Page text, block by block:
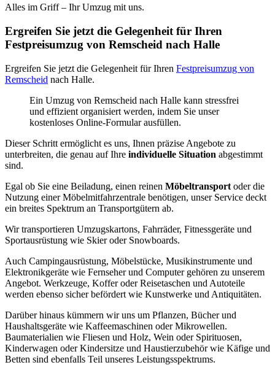
Alles im Griff – Ihr Umzug mit uns.
Ergreifen Sie jetzt die Gelegenheit für Ihren
Festpreisumzug von Remscheid nach Halle
Ergreifen Sie jetzt die Gelegenheit für Ihren Festpreisumzug von
Remscheid nach Halle.
Ein Umzug von Remscheid nach Halle kann stressfrei
und effizient organisiert werden, indem Sie unser
kostenloses Online-Formular ausfüllen.
Dieser Schritt ermöglicht es uns, Ihnen präzise Angebote zu
unterbreiten, die genau auf Ihre individuelle Situation abgestimmt
sind.
Egal ob Sie eine Beiladung, einen reinen Möbeltransport oder die
Nutzung einer Möbelmitfahrzentrale benötigen, unser Service deckt
ein breites Spektrum an Transportgütern ab.
Wir transportieren Umzugskartons, Fahrräder, Fitnessgeräte und
Sportausrüstung wie Skier oder Snowboards.
Auch Campingausrüstung, Möbelstücke, Musikinstrumente und
Elektronikgeräte wie Fernseher und Computer gehören zu unserem
Angebot. Werkzeuge, Koffer oder Reisetaschen und Autoteile
werden ebenso sicher befördert wie Kunstwerke und Antiquitäten.
Darüber hinaus kümmern wir uns um Pflanzen, Bücher und
Haushaltsgeräte wie Kaffeemaschinen oder Mikrowellen.
Baumaterialien wie Fliesen und Holz, Wein oder Spirituosen,
Kinderwagen oder Kindersitze und Haustierzubehör wie Käfige und
Betten sind ebenfalls Teil unseres Leistungsspektrums.